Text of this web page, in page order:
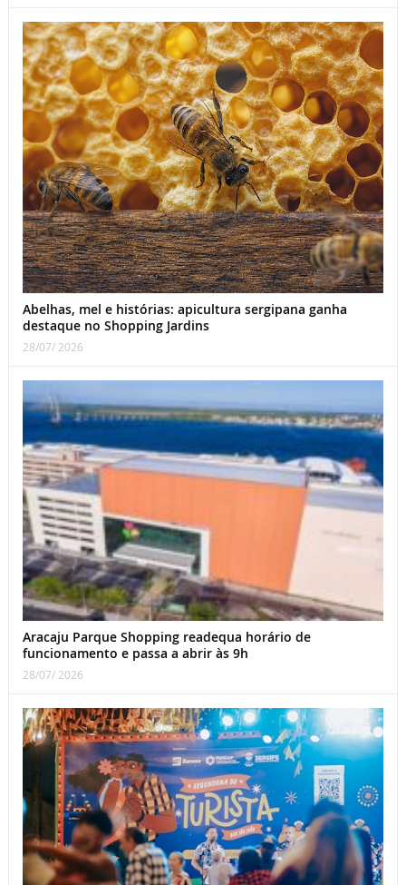
Abelhas, mel e histórias: apicultura sergipana ganha
destaque no Shopping Jardins
28/07/ 2026
Aracaju Parque Shopping readequa horário de
funcionamento e passa a abrir às 9h
28/07/ 2026